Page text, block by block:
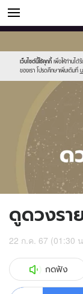
ดูดวง
เว็บไซต์นี้ใช้คุกกี้ เพื่อให้ท่านได้
ของเรา โปรดศึกษาเพิ่มเติมที่
new-
sanook.png
horoscope-
pisces_zodia.jpg
ดูดวงรา
22 ก.ค. 67 (01:30
กดฟัง